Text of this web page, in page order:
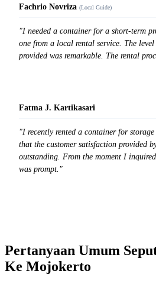
Fachrio Novriza (Local Guide)
"I needed a container for a short-term
one from a local rental service. The
provided was remarkable. The rental
Fatma J. Kartikasari
"I recently rented a container for
that the customer satisfaction provided
outstanding. From the moment I
was prompt."
Pertanyaan Umum
Ke Mojokerto